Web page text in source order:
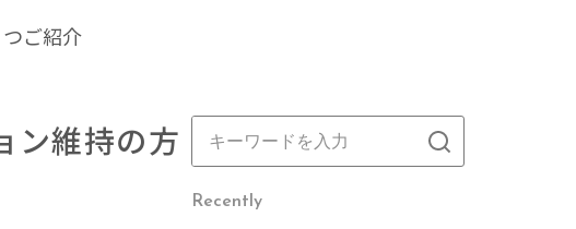
ご紹介
ン維持の方
Recently